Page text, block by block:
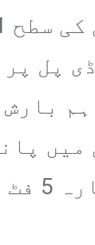
میں
کم ہو